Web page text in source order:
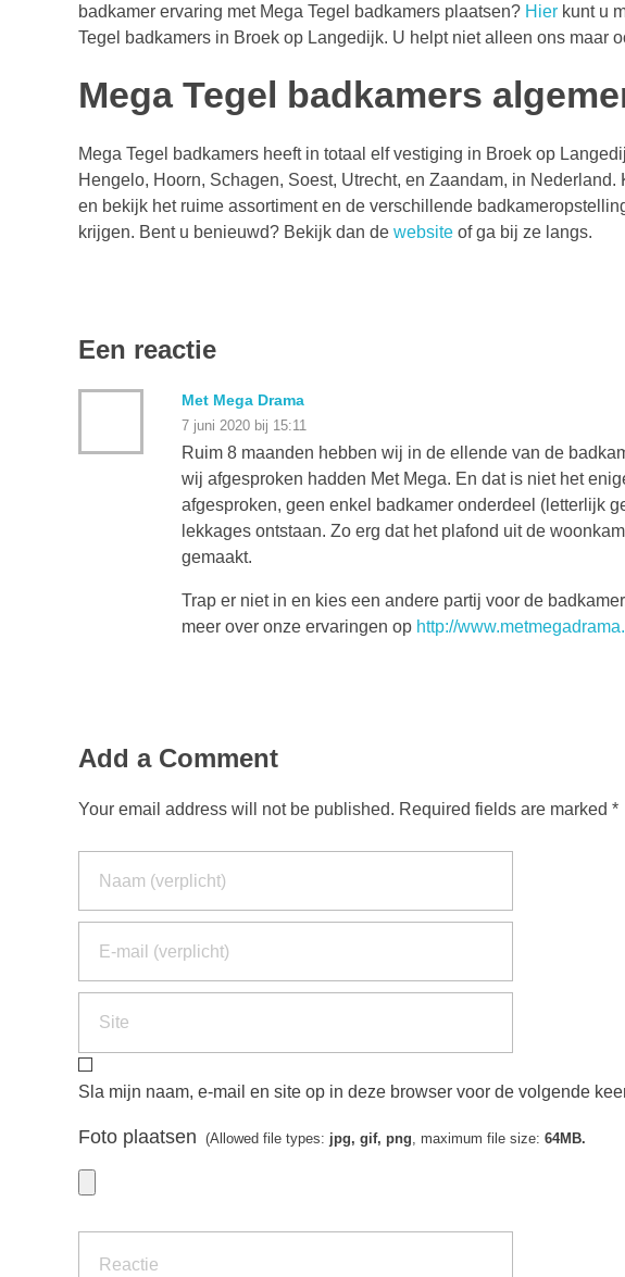
badkamer ervaring met Mega Tegel badkamers plaatsen? Hier kunt u
Tegel badkamers in Broek op Langedijk. U helpt niet alleen ons maar
Mega Tegel badkamers
Mega Tegel badkamers heeft in totaal elf vestiging in Broek op
Hengelo, Hoorn, Schagen, Soest, Utrecht, en Zaandam, in
en bekijk het ruime assortiment en de verschillende
krijgen. Bent u benieuwd? Bekijk dan de website of ga bij ze langs.
Een reactie
Met Mega Drama
7 juni 2020 bij 15:11
Ruim 8 maanden hebben wij in de ellende van de
wij afgesproken hadden Met Mega. En dat is niet het
afgesproken, geen enkel badkamer onderdeel (letterlijk
lekkages ontstaan. Zo erg dat het plafond uit de
gemaakt.
Trap er niet in en kies een andere partij voor de
meer over onze ervaringen op http://
Add a Comment
Your email address will not be published. Required fields are marked *
Sla mijn naam, e-mail en site op in deze browser voor de volgende
Foto plaatsen (Allowed file types: jpg, gif, png , maximum file size: 64MB.